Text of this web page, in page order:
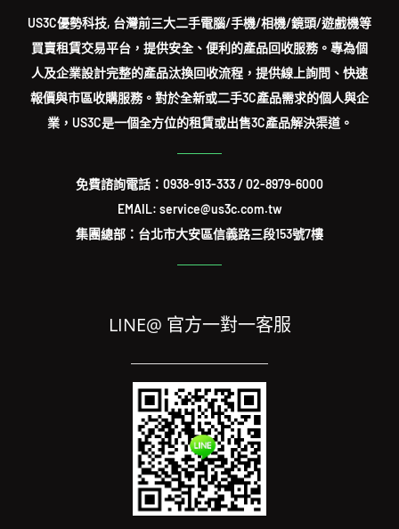
US3C優勢科技, 台灣前三大二手電腦/手機/相機/鏡頭/遊戲機等
買賣租賃交易平台，提供安全、便利的產品回收服務。專為個
人及企業設計完整的產品汰換回收流程，提供線上詢問、快速
報價與市區收購服務。對於全新或二手3C產品需求的個人與企
業，US3C是一個全方位的租賃或出售3C產品解決渠道。
免費諮詢電話： 0938-913-333/02-8979-6000
EMAIL: service@us3c.com.tw
集團總部：台北市大安區信義路三段153號7樓
LINE@ 官方一對一客服